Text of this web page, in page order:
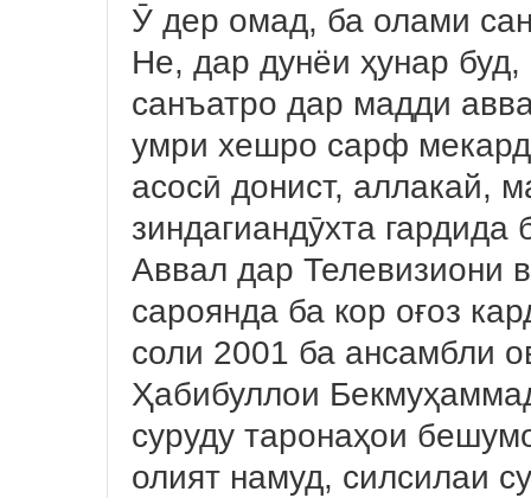
Ӯ дер омад, ба олами
Не, дар дунёи ҳунар
санъатро дар мадди
умри хешро сарф
асосӣ донист, аллакай,
зиндагиандӯхта гардида
Аввал дар Телевизиони
сароянда ба кор оғоз
соли 2001 ба ансамбли
Ҳабибуллои
суруду таронаҳои
олият намуд, силсилаи